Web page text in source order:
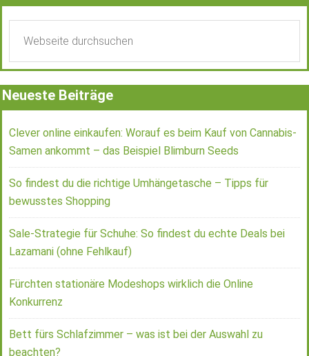
Neueste Beiträge
Clever online einkaufen: Worauf es beim Kauf von Cannabis-
Samen ankommt – das Beispiel Blimburn Seeds
So findest du die richtige Umhängetasche – Tipps für
bewusstes Shopping
Sale-Strategie für Schuhe: So findest du echte Deals bei
Lazamani (ohne Fehlkauf)
Fürchten stationäre Modeshops wirklich die Online
Konkurrenz
Bett fürs Schlafzimmer – was ist bei der Auswahl zu
beachten?